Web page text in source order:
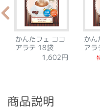
かんたフェ ココ
アラテ 18袋
1,602円
かん
ア
商品説明